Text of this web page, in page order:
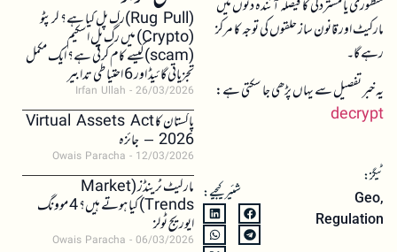
منظوری یا مستردگی کا فیصلہ آئندہ دنوں میں
مارکیٹ اور قانون ساز حلقوں کی توجہ کا مرکز
رہے گا۔
یہ خبر تفصیل سے یہاں پڑھی جا سکتی ہے:
decrypt
ٹیگز:
Geo,
Regulation
شئیر کیجیے:
(Rug Pull)رگ پل کیا ہے؟ کرپٹو
(Crypto) میں رگ پل اسکیم
(scam)کیسے کام کرتی ہے؟ ایک مکمل
تجزیاتی گائیڈ اور 6 احتیاطی تدابیر
Irfan Ullah 26/03/2026
پاکستان کا Virtual Assets Act
2026 – جائزہ
Owais Paracha 12/03/2026
مارکیٹ ٹرینڈز (Market
Trends) کیا ہوتے ہیں؟ 4 موونگ
ایوریج ٹولز
Owais Paracha 06/03/2026